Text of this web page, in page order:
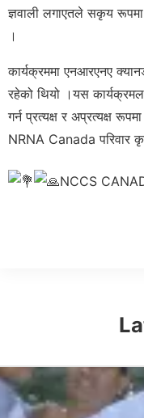
ज्ञवाली लगाएतले सकृय रूपमा
।
कार्यक्रममा एनआरएनए
रहेको थियो ।यस
गर्न प्रत्यक्ष र अप्रत्यक्ष
NRNA Canada परिवार
NCCS